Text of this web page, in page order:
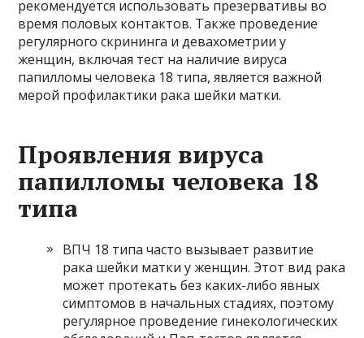
рекомендуется использовать презервативы во
время половых контактов. Также проведение
регулярного скрининга и девахометрии у
женщин, включая тест на наличие вируса
папилломы человека 18 типа, является важной
мерой профилактики рака шейки матки.
Проявления вируса
папилломы человека 18
типа
ВПЧ 18 типа часто вызывает развитие
рака шейки матки у женщин. Этот вид рака
может протекать без каких-либо явных
симптомов в начальных стадиях, поэтому
регулярное проведение гинекологических